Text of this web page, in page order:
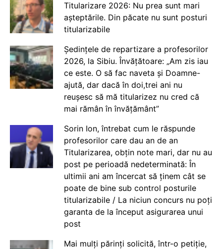
Titularizare 2026: Nu prea sunt mari
așteptările. Din păcate nu sunt posturi
titularizabile
Ședințele de repartizare a profesorilor
2026, la Sibiu. Învățătoare: „Am zis iau
ce este. O să fac naveta și Doamne-
ajută, dar dacă în doi,trei ani nu
reușesc să mă titularizez nu cred că
mai rămân în învățământ”
Sorin Ion, întrebat cum le răspunde
profesorilor care dau an de an
Titularizarea, obțin note mari, dar nu au
post pe perioadă nedeterminată: În
ultimii ani am încercat să ținem cât se
poate de bine sub control posturile
titularizabile / La niciun concurs nu poți
garanta de la început asigurarea unui
post
Mai mulți părinți solicită, într-o petiție,